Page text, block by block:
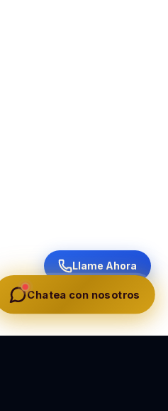
Llame Ahora
Chatea con nosotros